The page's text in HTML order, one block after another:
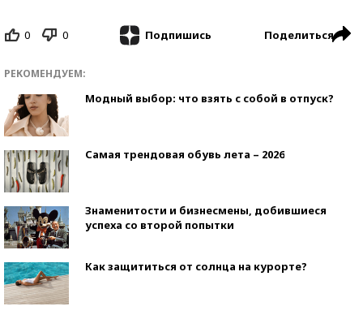
0 0 Подпишись Поделиться
РЕКОМЕНДУЕМ:
Модный выбор: что взять с собой в отпуск?
Самая трендовая обувь лета – 2026
Знаменитости и бизнесмены, добившиеся
успеха со второй попытки
Как защититься от солнца на курорте?